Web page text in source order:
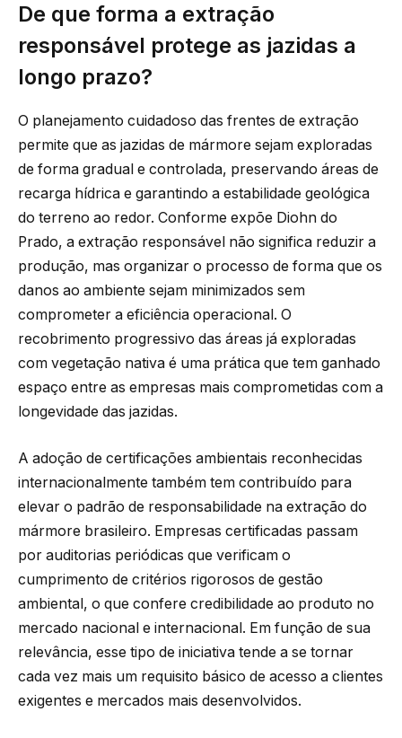
De que forma a extração
responsável protege as jazidas a
longo prazo?
O planejamento cuidadoso das frentes de extração
permite que as jazidas de mármore sejam exploradas
de forma gradual e controlada, preservando áreas de
recarga hídrica e garantindo a estabilidade geológica
do terreno ao redor. Conforme expõe Diohn do
Prado, a extração responsável não significa reduzir a
produção, mas organizar o processo de forma que os
danos ao ambiente sejam minimizados sem
comprometer a eficiência operacional. O
recobrimento progressivo das áreas já exploradas
com vegetação nativa é uma prática que tem ganhado
espaço entre as empresas mais comprometidas com a
longevidade das jazidas.
A adoção de certificações ambientais reconhecidas
internacionalmente também tem contribuído para
elevar o padrão de responsabilidade na extração do
mármore brasileiro. Empresas certificadas passam
por auditorias periódicas que verificam o
cumprimento de critérios rigorosos de gestão
ambiental, o que confere credibilidade ao produto no
mercado nacional e internacional. Em função de sua
relevância, esse tipo de iniciativa tende a se tornar
cada vez mais um requisito básico de acesso a clientes
exigentes e mercados mais desenvolvidos.